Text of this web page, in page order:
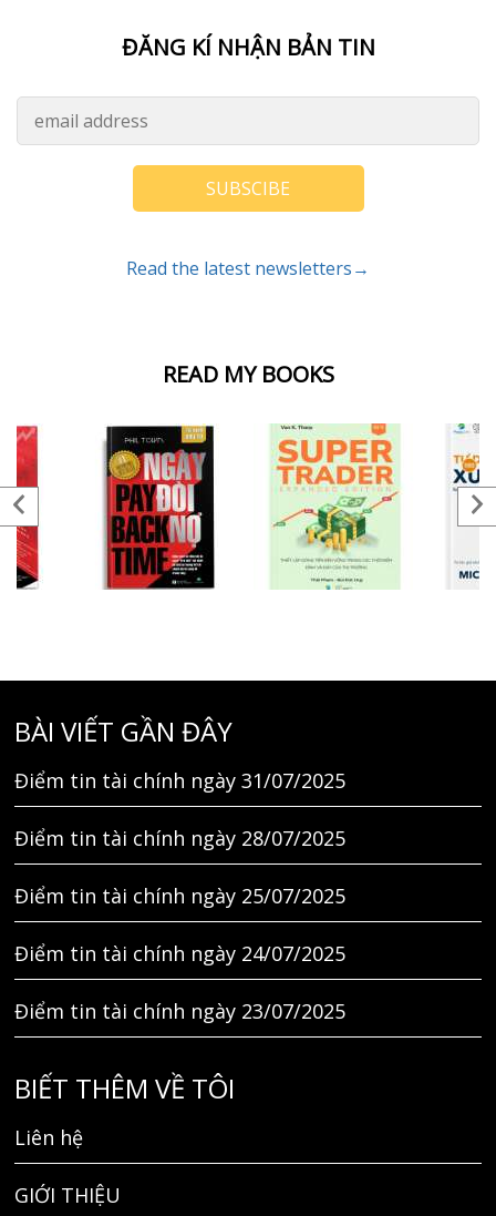
READ MY BOOKS
ĐĂNG KÍ NHẬN BẢN TIN
SUBSCIBE
Read the latest newsletters→
BÀI VIẾT GẦN ĐÂY
Điểm tin tài chính ngày 31/07/2025
Điểm tin tài chính ngày 28/07/2025
Điểm tin tài chính ngày 25/07/2025
Điểm tin tài chính ngày 24/07/2025
Điểm tin tài chính ngày 23/07/2025
BIẾT THÊM VỀ TÔI
Liên hệ
GIỚI THIỆU